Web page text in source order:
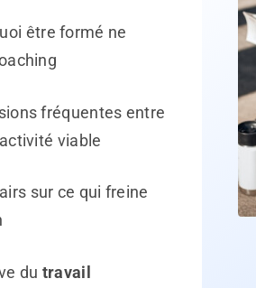
être formé ne
fréquentes entre
viable
sur ce qui freine
du travail